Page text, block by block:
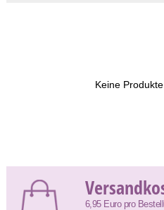
Keine
6,95 Euro pro